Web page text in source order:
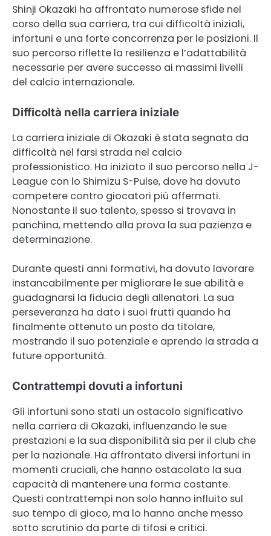
Shinji Okazaki ha affrontato numerose sfide nel
corso della sua carriera, tra cui difficoltà iniziali,
infortuni e una forte concorrenza per le posizioni. Il
suo percorso riflette la resilienza e l’adattabilità
necessarie per avere successo ai massimi livelli
del calcio internazionale.
Difficoltà nella carriera iniziale
La carriera iniziale di Okazaki è stata segnata da
difficoltà nel farsi strada nel calcio
professionistico. Ha iniziato il suo percorso nella J-
League con lo Shimizu S-Pulse, dove ha dovuto
competere contro giocatori più affermati.
Nonostante il suo talento, spesso si trovava in
panchina, mettendo alla prova la sua pazienza e
determinazione.
Durante questi anni formativi, ha dovuto lavorare
instancabilmente per migliorare le sue abilità e
guadagnarsi la fiducia degli allenatori. La sua
perseveranza ha dato i suoi frutti quando ha
finalmente ottenuto un posto da titolare,
mostrando il suo potenziale e aprendo la strada a
future opportunità.
Contrattempi dovuti a infortuni
Gli infortuni sono stati un ostacolo significativo
nella carriera di Okazaki, influenzando le sue
prestazioni e la sua disponibilità sia per il club che
per la nazionale. Ha affrontato diversi infortuni in
momenti cruciali, che hanno ostacolato la sua
capacità di mantenere una forma costante.
Questi contrattempi non solo hanno influito sul
suo tempo di gioco, ma lo hanno anche messo
sotto scrutinio da parte di tifosi e critici.